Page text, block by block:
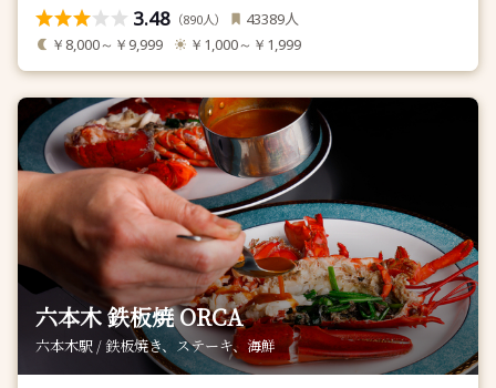
3.48 （890人） 43389人
￥8,000～￥9,999 ￥1,000～￥1,999
六本木 鉄板焼 ORCA
六本木駅 / 鉄板焼き、ステーキ、海鮮